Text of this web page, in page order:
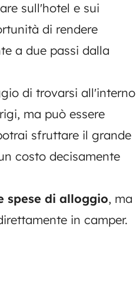
sull'hotel e sui
di rendere
a due passi dalla
di trovarsi all'interno
ma può essere
sfruttare il grande
costo decisamente
spese di alloggio, ma
in camper.